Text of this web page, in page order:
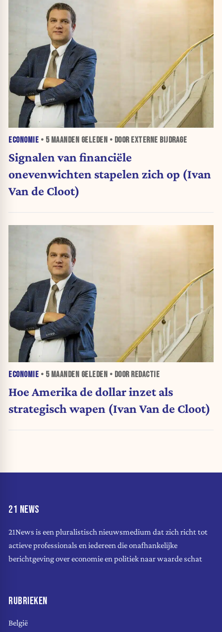
ECONOMIE • 5 MAANDEN GELEDEN • DOOR EXTERNE BIJDRAGE
Signalen van financiële
onevenwichten stapelen zich op (Ivan
Van de Cloot)
ECONOMIE • 5 MAANDEN GELEDEN • DOOR REDACTIE
Hoe Amerika de dollar inzet als
strategisch wapen (Ivan Van de Cloot)
21 NEWS
21News is een pluralistisch nieuwsmedium dat zich richt tot
actieve professionals en iedereen die onafhankelijke
berichtgeving over economie en politiek naar waarde schat
RUBRIEKEN
België